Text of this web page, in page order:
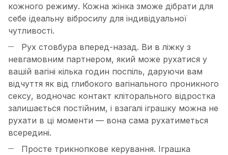
кожного режиму. Кожна жінка зможе дібрати для
себе ідеальну вібросилу для індивідуальної
чутливості.
Рух стовбура вперед-назад. Ви в ліжку з
невгамовним партнером, який може рухатися у
вашій вагіні кілька годин поспіль, даруючи вам
відчуття як від глибокого вагінального проникного
сексу, водночас контакт кліторального відростка
залишається постійним, і взагалі іграшку можна не
рухати в ці моменти — вона сама рухатиметься
всередині.
Просте трикнопкове керування. Іграшка